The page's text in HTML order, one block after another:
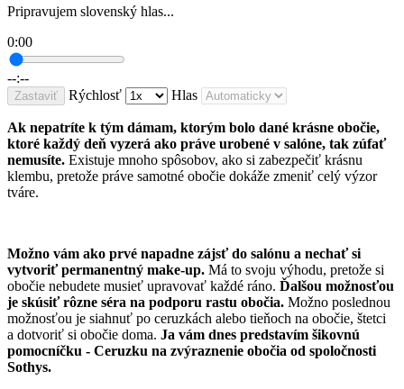
Pripravujem slovenský hlas...
0:00
--:--
Zastaviť Rýchlosť Hlas
Ak nepatríte k tým dámam, ktorým bolo dané krásne obočie,
ktoré každý deň vyzerá ako práve urobené v salóne, tak zúfať
nemusíte. Existuje mnoho spôsobov, ako si zabezpečiť krásnu
klembu, pretože práve samotné obočie dokáže zmeniť celý výzor
tváre.
Možno vám ako prvé napadne zájsť do salónu a nechať si
vytvoriť permanentný make-up. Má to svoju výhodu, pretože si
obočie nebudete musieť upravovať každé ráno. Ďalšou možnosťou
je skúsiť rôzne séra na podporu rastu obočia. Možno poslednou
možnosťou je siahnuť po ceruzkách alebo tieňoch na obočie, štetci
a dotvoriť si obočie doma. Ja vám dnes predstavím šikovnú
pomocníčku - Ceruzku na zvýraznenie obočia od spoločnosti
Sothys.